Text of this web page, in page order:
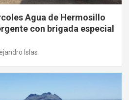
Agua de Hermosillo
con brigada especial
Islas